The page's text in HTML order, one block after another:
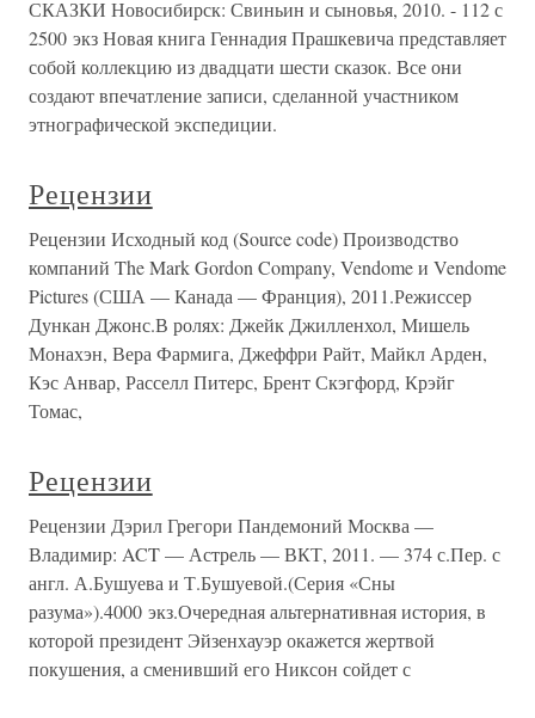
СКАЗКИ Новосибирск: Свиньин и сыновья, 2010. - 112 с
2500 экз Новая книга Геннадия Прашкевича представляет
собой коллекцию из двадцати шести сказок. Все они
создают впечатление записи, сделанной участником
этнографической экспедиции.
Рецензии
Рецензии Исходный код (Source code) Производство
компаний The Mark Gordon Company, Vendome и Vendome
Pictures (США — Канада — Франция), 2011.Режиссер
Дункан Джонс.В ролях: Джейк Джилленхол, Мишель
Монахэн, Вера Фармига, Джеффри Райт, Майкл Арден,
Кэс Анвар, Расселл Питерс, Брент Скэгфорд, Крэйг
Томас,
Рецензии
Рецензии Дэрил Грегори Пандемоний Москва —
Владимир: ACT — Астрель — ВКТ, 2011. — 374 с.Пер. с
англ. А.Бушуева и Т.Бушуевой.(Серия «Сны
разума»).4000 экз.Очередная альтернативная история, в
которой президент Эйзенхауэр окажется жертвой
покушения, а сменивший его Никсон сойдет с